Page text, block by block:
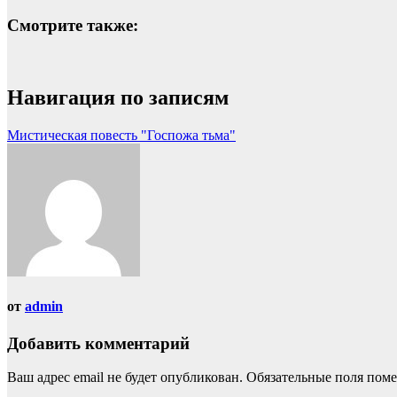
Смотрите также:
Навигация по записям
Мистическая повесть "Госпожа тьма"
от admin
Добавить комментарий
Ваш адрес email не будет опубликован. Обязательные поля